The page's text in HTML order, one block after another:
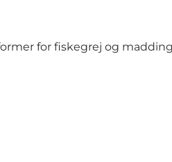
for fiskegrej og madding